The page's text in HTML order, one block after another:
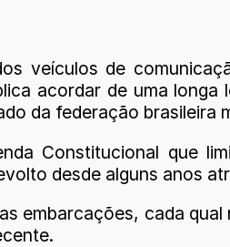
veículos de
acordar de uma
da federação brasileira
Constitucional que
desde alguns anos
embarcações, cada